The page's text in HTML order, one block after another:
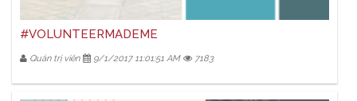
#VOLUNTEERMADEME
Quản trị viên 9/1/2017 11:01:51 AM 7183